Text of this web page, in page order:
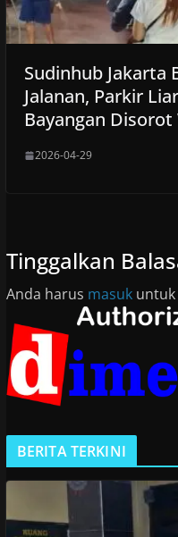
Sudinhub Jakarta
Jalanan, Parkir
Bayangan Disorot
2026-04-29
Tinggalkan
Anda harus masukuntuk
BERITA TERKINI